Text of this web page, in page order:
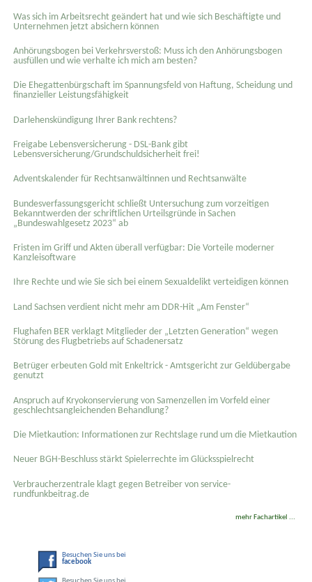
Was sich im Arbeitsrecht geändert hat und wie sich Beschäftigte und
Unternehmen jetzt absichern können
Anhörungsbogen bei Verkehrsverstoß: Muss ich den Anhörungsbogen
ausfüllen und wie verhalte ich mich am besten?
Die Ehegattenbürgschaft im Spannungsfeld von Haftung, Scheidung und
finanzieller Leistungsfähigkeit
Darlehenskündigung Ihrer Bank rechtens?
Freigabe Lebensversicherung - DSL-Bank gibt
Lebensversicherung/Grundschuldsicherheit frei!
Adventskalender für Rechtsanwältinnen und Rechtsanwälte
Bundesverfassungsgericht schließt Untersuchung zum vorzeitigen
Bekanntwerden der schriftlichen Urteilsgründe in Sachen
„Bundeswahlgesetz 2023“ ab
Fristen im Griff und Akten überall verfügbar: Die Vorteile moderner
Kanzleisoftware
Ihre Rechte und wie Sie sich bei einem Sexual­delikt verteidigen können
Land Sachsen verdient nicht mehr am DDR-Hit „Am Fenster“
Flughafen BER verklagt Mitglieder der „Letzten Generation“ wegen
Störung des Flugbetriebs auf Schadenersatz
Betrüger erbeuten Gold mit Enkeltrick - Amtsgericht zur Geldübergabe
genutzt
Anspruch auf Kryokonservierung von Samenzellen im Vorfeld einer
geschlechtsangleichenden Behandlung?
Die Mietkaution: Informationen zur Rechtslage rund um die Mietkaution
Neuer BGH-Beschluss stärkt Spielerrechte im Glücksspielrecht
Verbraucherzentrale klagt gegen Betreiber von service-
rundfunkbeitrag.de
mehr Fachartikel ...
Besuchen Sie uns bei
facebook